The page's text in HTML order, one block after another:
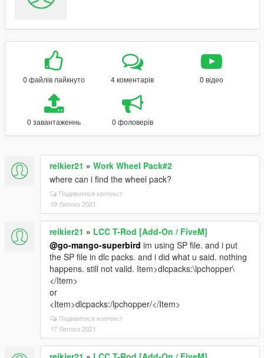
0 файлів лайкнуто 4 коментарів 0 відео
0 завантаженнь 0 фоловерів
reikier21 » Work Wheel Pack#2
where can i find the wheel pack?
Подивитися контекст
19 Лютого 2021
reikier21 » LCC T-Rod [Add-On / FiveM]
@go-mango-superbird im using SP file. and i put
the SP file in dlc packs. and i did what u said. nothing
happens. still not valid. Item>dlcpacks:\lpchopper\
</Item>
or
<Item>dlcpacks:/lpchopper/</Item>
Подивитися контекст
17 Лютого 2021